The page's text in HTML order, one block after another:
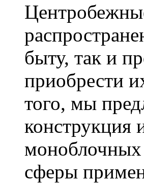
быту, так и
приобрести
того, мы
конструкция
моноблочных
сферы